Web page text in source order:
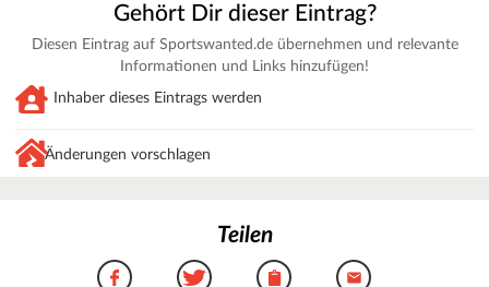
Gehört Dir dieser Eintrag?
Diesen Eintrag auf Sportswanted.de übernehmen und relevante
Informationen und Links hinzufügen!
Inhaber dieses Eintrags werden
Änderungen vorschlagen
Teilen